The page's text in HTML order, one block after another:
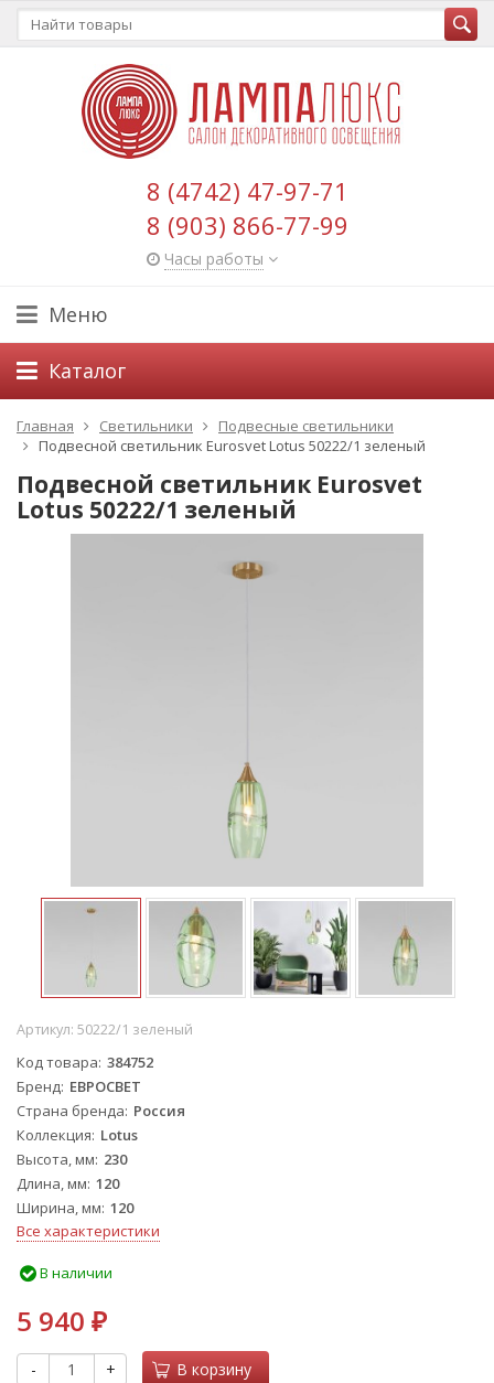
8 (4742) 47-97-71
8 (903) 866-77-99
Часы работы
Меню
Каталог
Главная Светильники
Подвесные светильники
Подвесной светильник Eurosvet Lotus 50222/1 зеленый
Подвесной светильник Eurosvet
Lotus 50222/1 зеленый
Артикул: 50222/1 зеленый
Код товара 384752
Бренд ЕВРОСВЕТ
Страна бренда Россия
Коллекция Lotus
Высота, мм 230
Длина, мм 120
Ширина, мм 120
Все характеристики
В наличии
5 940 ₽
- + В корзину